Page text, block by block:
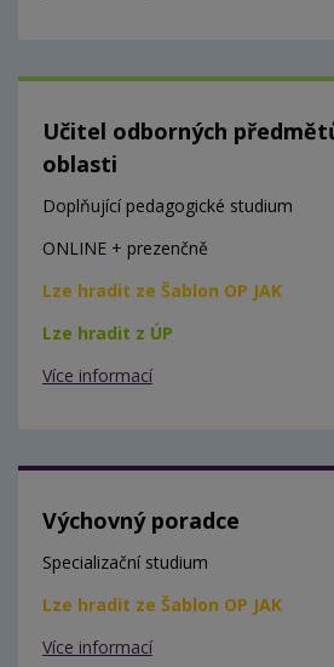
Učitel odborných
oblasti
Doplňující pedagogické studium
ONLINE + prezenčně
Lze hradit ze Šablon OP JAK
Lze hradit z ÚP
Více informací
Výchovný poradce
Specializační studium
Lze hradit ze Šablon OP JAK
Více informací